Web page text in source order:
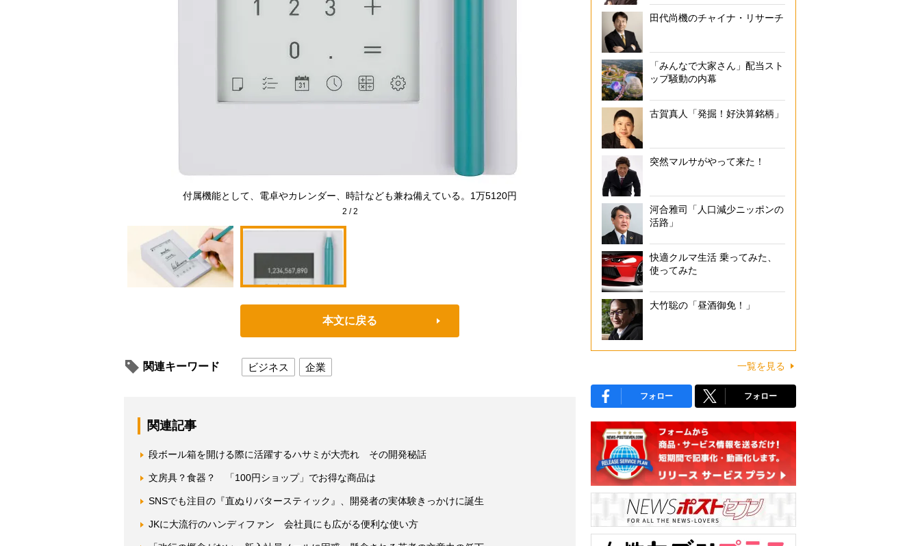
付属機能として、電卓やカレンダー、時計なども兼ね備えている。1万5120円
2 /2
本文に戻る
関連キーワード ビジネス 企業
関連記事
段ボール箱を開ける際に活躍するハサミが大売れ その開発秘話
文房具？食器？ 「100円ショップ」でお得な商品は
SNSでも注目の『直ぬりバタースティック』、開発者の実体験きっかけに誕生
JKに大流行のハンディファン 会社員にも広がる便利な使い方
田代尚機のチャイナ・リサーチ
「みんなで大家さん」配当スト
ップ騒動の内幕
古賀真人「発掘！好決算銘柄」
突然マルサがやって来た！
河合雅司「人口減少ニッポンの
活路」
快適クルマ生活 乗ってみた、
使ってみた
大竹聡の「昼酒御免！」
一覧を見る
フォロー フォロー